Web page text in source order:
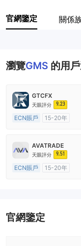
官網鑒定 關係
瀏覽GMS 的用
GTCFX
天眼評分 9.23
ECN賬戶
15-20年
AVATRADE
天眼評分 9.51
ECN賬戶
15-20年
官網鑒定